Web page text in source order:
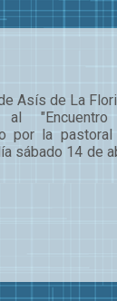
Asís de La
por la
sábado 14 de